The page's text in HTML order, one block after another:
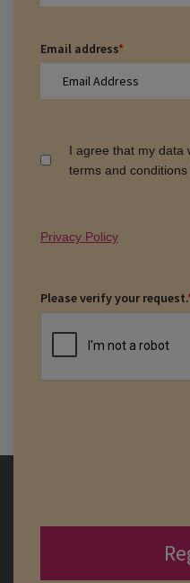
Email address*
I agree that my data
terms and
Privacy Policy
Please verify your request.